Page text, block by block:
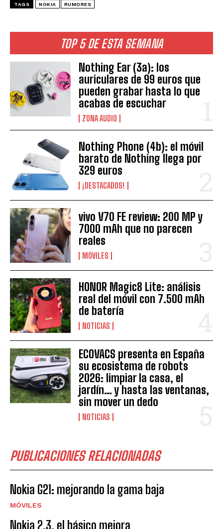
TOP 5 DE ESTA SEMANA
Nothing Ear (3a): los
auriculares de 99 euros que
pueden grabar hasta lo que
acabas de escuchar
ZONA AUDIO
Nothing Phone (4b): el móvil
barato de Nothing llega por
329 euros
¡DESTACADOS!
vivo V70 FE review: 200 MP y
7000 mAh que no parecen
reales
MÓVILES
HONOR Magic8 Lite: análisis
real del móvil con 7.500 mAh
de batería
NOTICIAS
ECOVACS presenta en España
su ecosistema de robots
2026: limpiar la casa, el
jardín… y hasta las ventanas,
sin mover un dedo
NOTICIAS
PUBLICACIONES RELACIONADAS
Nokia G21: mejorando la gama baja
MÓVILES
Nokia 2.3, el básico mejora
TAGS NOKIA RUMORES